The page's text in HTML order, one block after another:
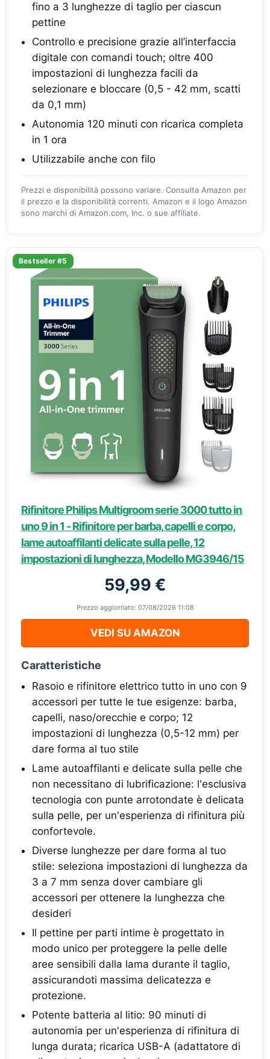
fino a 3 lunghezze di taglio per ciascun
pettine
Controllo e precisione grazie all’interfaccia
digitale con comandi touch; oltre 400
impostazioni di lunghezza facili da
selezionare e bloccare (0,5 - 42 mm, scatti
da 0,1 mm)
Autonomia 120 minuti con ricarica completa
in 1 ora
Utilizzabile anche con filo
Prezzi e disponibilità possono variare. Consulta Amazon per
il prezzo e la disponibilità correnti. Amazon e il logo Amazon
sono marchi di Amazon.com, Inc. o sue affiliate.
Bestseller #5
Rifinitore Philips Multigroom serie 3000 tutto in
uno 9 in 1 - Rifinitore per barba, capelli e corpo,
lame autoaffilanti delicate sulla pelle, 12
impostazioni di lunghezza, Modello MG3946/15
59,99 €
Prezzo aggiornato: 07/08/2026 11:08
VEDI SU AMAZON
Caratteristiche
Rasoio e rifinitore elettrico tutto in uno con 9
accessori per tutte le tue esigenze: barba,
capelli, naso/orecchie e corpo; 12
impostazioni di lunghezza (0,5-12 mm) per
dare forma al tuo stile
Lame autoaffilanti e delicate sulla pelle che
non necessitano di lubrificazione: l'esclusiva
tecnologia con punte arrotondate è delicata
sulla pelle, per un'esperienza di rifinitura più
confortevole.
Diverse lunghezze per dare forma al tuo
stile: seleziona impostazioni di lunghezza da
3 a 7 mm senza dover cambiare gli
accessori per ottenere la lunghezza che
desideri
Il pettine per parti intime è progettato in
modo unico per proteggere la pelle delle
aree sensibili dalla lama durante il taglio,
assicurandoti massima delicatezza e
protezione.
Potente batteria al litio: 90 minuti di
autonomia per un'esperienza di rifinitura di
lunga durata; ricarica USB-A (adattatore di